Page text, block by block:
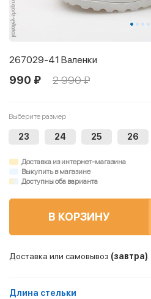
267029-41 Валенки
990 ₽ 2 990 ₽
Выберите размер
23 24 25 26
Доставка из интернет-магазина
Выкупить в магазине
Доступны оба варианта
В КОРЗИНУ
Доставка или самовывоз (завтра)
Длина стельки